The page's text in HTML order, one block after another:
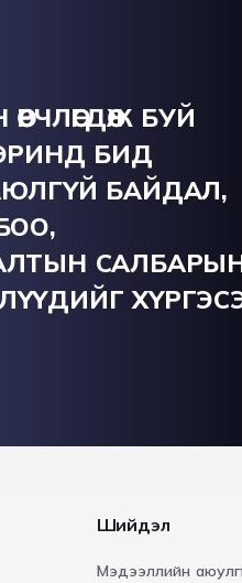
БУЙ
БИД
БАЙДАЛ,
Шийдэл
Мэдээллийн